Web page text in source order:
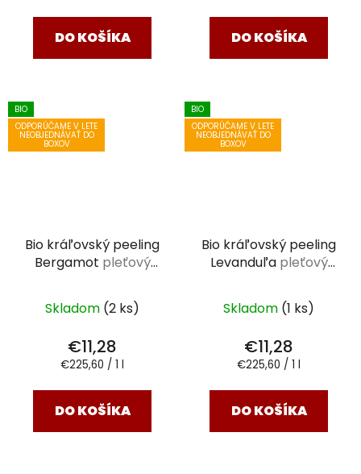
DO KOŠÍKA DO KOŠÍKA
BIO
ODPORÚČAME V LETE
NEOBJEDNÁVAŤ DO
BOXOV
Bio kráľovský peeling
Bergamot pleťový
Skladom (2 ks)
€11,28
Jednotková
€225,60 / 1 l
DO KOŠÍKA
BIO
ODPORÚČAME V LETE
NEOBJEDNÁVAŤ DO
BOXOV
Bio kráľovský peeling
Levanduľa pleťový
Skladom (1 ks)
€11,28
Jednotková
€225,60 / 1 l
DO KOŠÍKA